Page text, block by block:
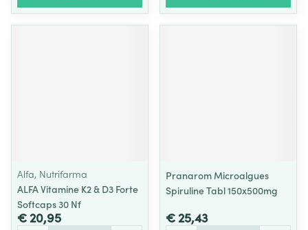
Alfa, Nutrifarma
ALFA Vitamine K2 & D3 Forte
Softcaps 30 Nf
€ 20,95
Pranarom Microalgues
Spiruline Tabl 150x500mg
€ 25,43